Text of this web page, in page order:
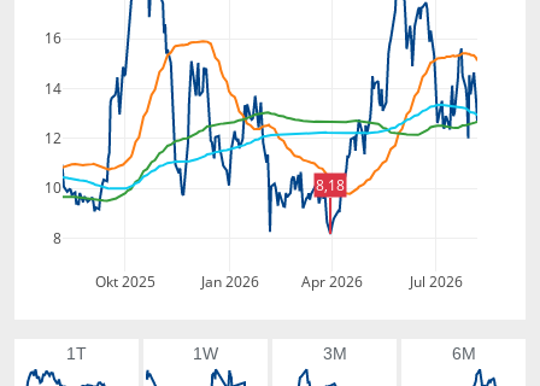
Okt 2025 Jan 2026 Apr 2026 Jul 2026
8
10
12
14
16
8,18
1T 1W 3M 6M